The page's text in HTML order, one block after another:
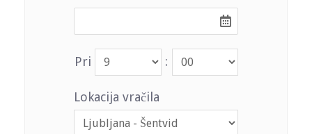
Pri :
Lokacija vračila